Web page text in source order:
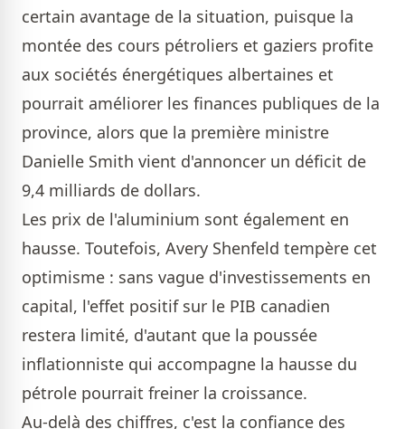
certain avantage de la situation, puisque la
montée des cours pétroliers et gaziers profite
aux sociétés énergétiques albertaines et
pourrait améliorer les finances publiques de la
province, alors que la première ministre
Danielle Smith vient d'annoncer un déficit de
9,4 milliards de dollars.
Les prix de l'aluminium sont également en
hausse. Toutefois, Avery Shenfeld tempère cet
optimisme : sans vague d'investissements en
capital, l'effet positif sur le PIB canadien
restera limité, d'autant que la poussée
inflationniste qui accompagne la hausse du
pétrole pourrait freiner la croissance.
Au-delà des chiffres, c'est la confiance des